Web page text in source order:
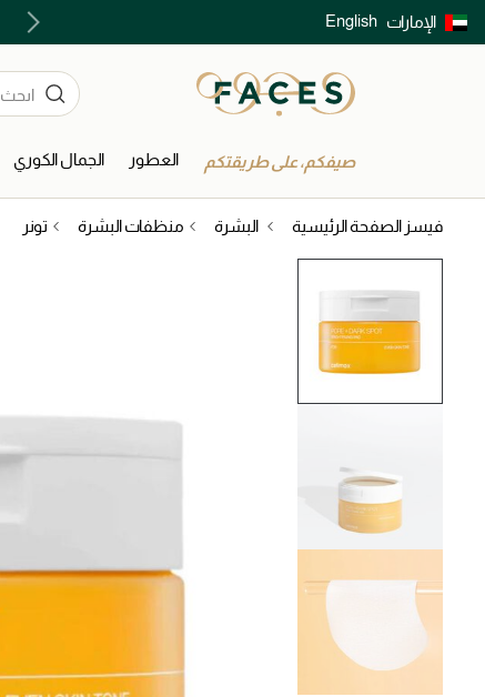
الإمارات English
توصيل سريع على جميع الطلبات ما فوق 299 درهم
صيفكم، على طريقتكم العطور الجمال الكوري
فيسز الصفحة الرئيسية البشرة منظفات البشرة تونر